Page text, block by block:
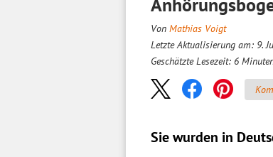
Von Mathias Voigt
Letzte Aktualisierung am: 9.
Geschätzte Lesezeit: 6
Sie wurden in